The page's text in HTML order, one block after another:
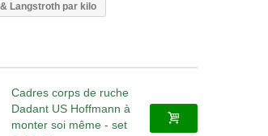
Langstroth par kilo
Cadres corps de ruche
Dadant US Hoffmann à
monter soi même - set